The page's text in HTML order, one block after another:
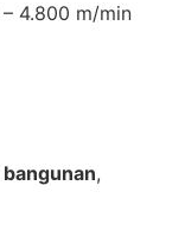
– 4.800 m/min
,